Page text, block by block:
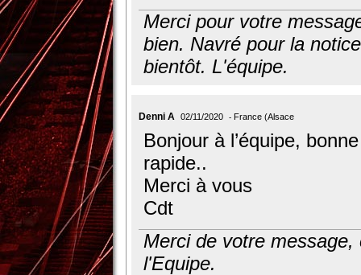
Merci pour votre
bien. Navré pour la
bientôt. L'équipe.
Denni A 02/11/2020 France (Alsace
Bonjour à l’équipe,
rapide..
Merci à vous
Cdt
Merci de votre
l'Equipe.